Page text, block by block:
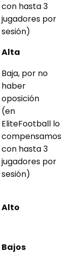
con hasta 3
jugadores por
sesión)
Alta
Baja, por no
haber
oposición
(en
EliteFootball lo
compensamos
con hasta 3
jugadores por
sesión)
Alto
Bajos